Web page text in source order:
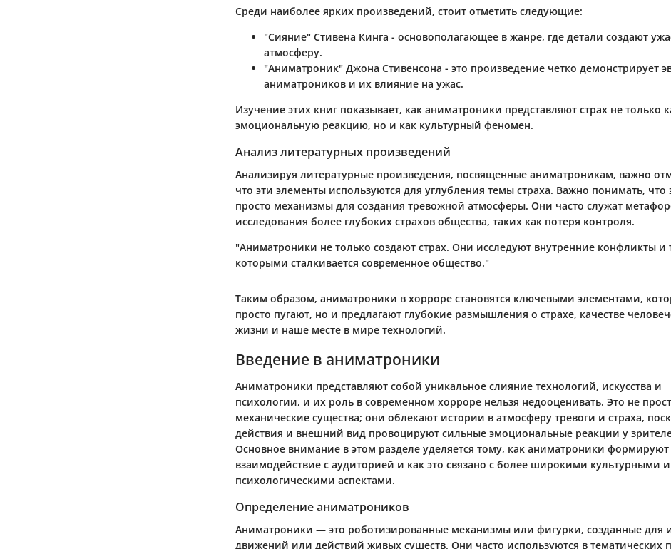
Среди наиболее ярких произведений, стоит отметить следующие:
"Сияние" Стивена Кинга - основополагающее в жанре, где детали создают
атмосферу.
"Аниматроник" Джона Стивенсона - это произведение четко демонстрирует
аниматроников и их влияние на ужас.
Изучение этих книг показывает, как аниматроники представляют страх не только
эмоциональную реакцию, но и как культурный феномен.
Анализ литературных произведений
Анализируя литературные произведения, посвященные аниматроникам, важно
что эти элементы используются для углубления темы страха. Важно понимать, что
просто механизмы для создания тревожной атмосферы. Они часто служат
исследования более глубоких страхов общества, таких как потеря контроля.
"Аниматроники не только создают страх. Они исследуют внутренние конфликты и
которыми сталкивается современное общество."
Таким образом, аниматроники в хорроре становятся ключевыми элементами,
просто пугают, но и предлагают глубокие размышления о страхе, качестве
жизни и наше месте в мире технологий.
Введение в аниматроники
Аниматроники представляют собой уникальное слияние технологий, искусства и
психологии, и их роль в современном хорроре нельзя недооценивать. Это не
механические существа; они облекают истории в атмосферу тревоги и страха,
действия и внешний вид провоцируют сильные эмоциональные реакции у
Основное внимание в этом разделе уделяется тому, как аниматроники формируют
взаимодействие с аудиторией и как это связано с более широкими культурными и
психологическими аспектами.
Определение аниматроников
Аниматроники — это роботизированные механизмы или фигурки, созданные для
движений или действий живых существ. Они часто используются в тематических